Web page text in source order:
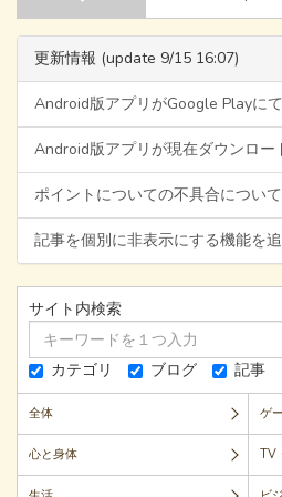
更新情報 (update 9/15 16:07)
Android版アプリがGoogle Playに
Android版アプリが現在ダウンロー
ポイントについての不具合につい
記事を個別に非表示にする機能を
サイト内検索
カテゴリ
ブログ 記事
全体 ゲ
心と身体 TV